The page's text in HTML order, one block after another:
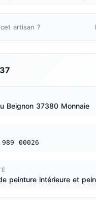
artisan ?
Beignon 37380 Monnaie
00026
peinture intérieure et